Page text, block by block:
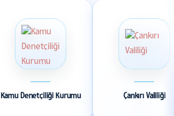
Çankırı Valiliği Kurşunlu Kaymakamlığı